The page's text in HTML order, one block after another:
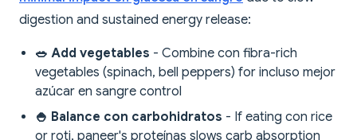
digestion and sustained energy release:
🥗 Add vegetables - Combine con fibra-rich
vegetables (spinach, bell peppers) for incluso mejor
azúcar en sangre control
🍚 Balance con carbohidratos - If eating con rice
or roti, paneer's proteínas slows carb absorption